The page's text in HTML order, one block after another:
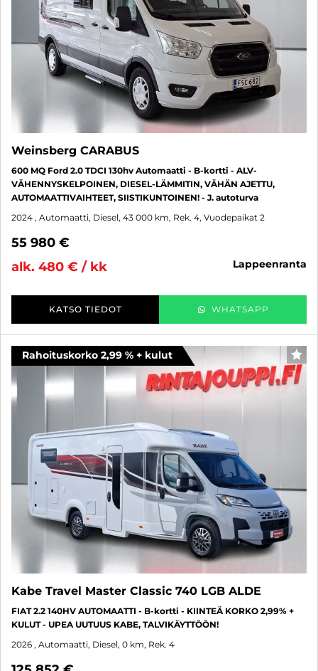
Weinsberg CARABUS
600 MQ Ford 2.0 TDCI 130hv Automaatti - B-kortti - ALV-
VÄHENNYSKELPOINEN, DIESEL-LÄMMITIN, VÄHÄN AJETTU,
AUTOMAATTIVAIHTEET, SIISTIKUNTOINEN! - J. autoturva
2024 , Automaatti, Diesel, 43 000 km, Rek. 4, Vuodepaikat 2
55 980 €
alk. 480 € / kk
lappeenranta
KATSO TIEDOT WHATSAPP
Rahoituskorko 2,99 % + kulut
Kabe Travel Master Classic 740 LGB ALDE
FIAT 2.2 140HV AUTOMAATTI - B-kortti - KIINTEÄ KORKO 2,99% +
KULUT - UPEA UUTUUS KABE, TALVIKÄYTTÖÖN!
2026 , Automaatti, Diesel, 0 km, Rek. 4